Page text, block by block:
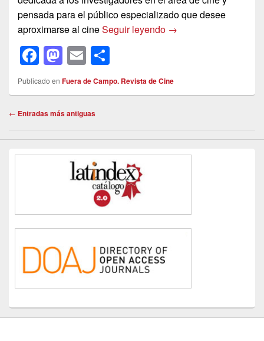
pensada para el público especializado que desee
aproximarse al cineSeguir leyendo Volumen V, Número
→
F
a
c
e
b
o
M
a
st
o
d
o
n
E
m
ail
o
m
ar
tir
Publicado en Fuera de Campo. Revista de Cine
Navegación
entradas
← Entradas más antiguas